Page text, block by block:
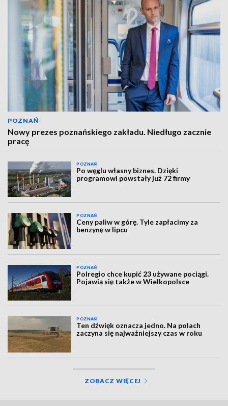
POZNAŃ
Nowy prezes poznańskiego zakładu. Niedługo zacznie
pracę
POZNAŃ
Po węglu własny biznes. Dzięki
programowi powstały już 72 firmy
POZNAŃ
Ceny paliw w górę. Tyle zapłacimy za
benzynę w lipcu
POZNAŃ
Polregio chce kupić 23 używane pociągi.
Pojawią się także w Wielkopolsce
POZNAŃ
Ten dźwięk oznacza jedno. Na polach
zaczyna się najważniejszy czas w roku
ZOBACZ WIĘCEJ